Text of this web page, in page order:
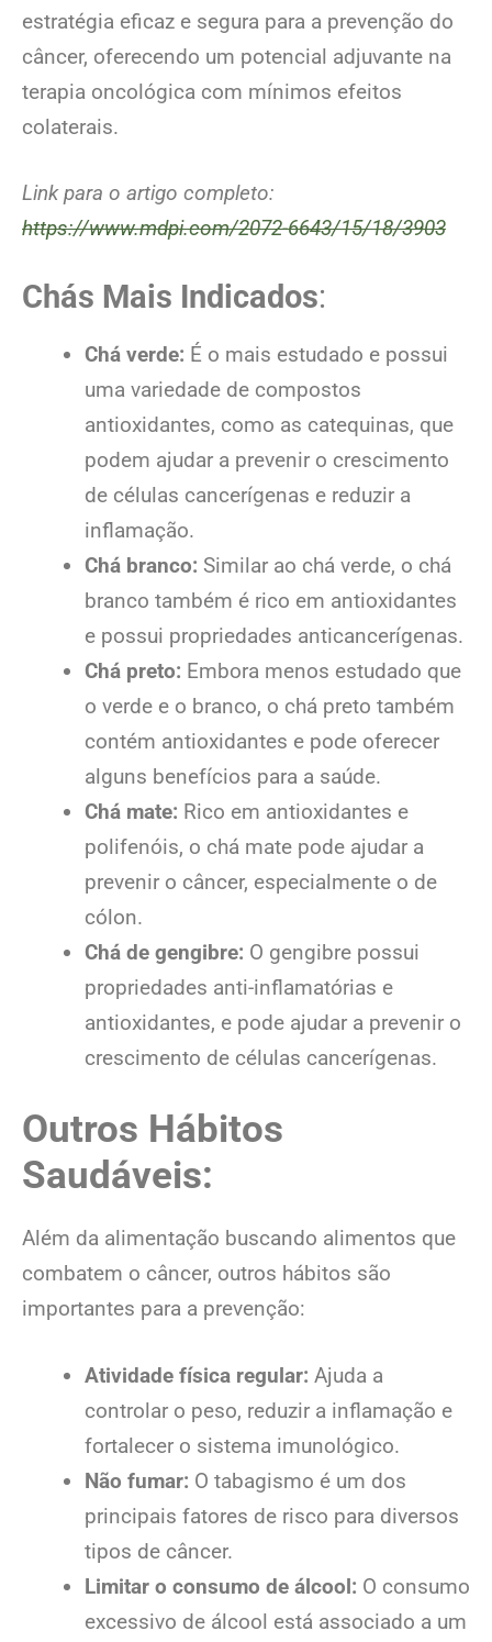
estratégia eficaz e segura para a prevenção do
câncer, oferecendo um potencial adjuvante na
terapia oncológica com mínimos efeitos
colaterais.
Link para o artigo completo:
https://www.mdpi.com/2072-6643/15/18/3903
Chás Mais Indicados:
Chá verde: É o mais estudado e possui
uma variedade de compostos
antioxidantes, como as catequinas, que
podem ajudar a prevenir o crescimento
de células cancerígenas e reduzir a
inflamação.
Chá branco: Similar ao chá verde, o chá
branco também é rico em antioxidantes
e possui propriedades anticancerígenas.
Chá preto: Embora menos estudado que
o verde e o branco, o chá preto também
contém antioxidantes e pode oferecer
alguns benefícios para a saúde.
Chá mate: Rico em antioxidantes e
polifenóis, o chá mate pode ajudar a
prevenir o câncer, especialmente o de
cólon.
Chá de gengibre: O gengibre possui
propriedades anti-inflamatórias e
antioxidantes, e pode ajudar a prevenir o
crescimento de células cancerígenas.
Outros Hábitos
Saudáveis:
Além da alimentação buscando alimentos que
combatem o câncer, outros hábitos são
importantes para a prevenção:
Atividade física regular: Ajuda a
controlar o peso, reduzir a inflamação e
fortalecer o sistema imunológico.
Não fumar: O tabagismo é um dos
principais fatores de risco para diversos
tipos de câncer.
Limitar o consumo de álcool: O consumo
excessivo de álcool está associado a um